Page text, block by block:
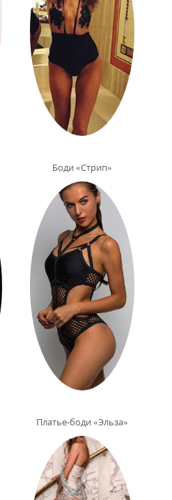
Боди «Стрип»
Платье-боди «Эльза»